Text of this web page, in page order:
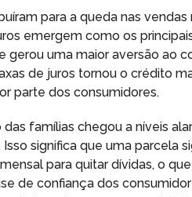
para a queda nas
emergem como os
gerou uma maior aversão ao
de juros tornou o crédito
parte dos consumidores.
famílias chegou a níveis
significa que uma parcela
para quitar dívidas, o
de confiança dos